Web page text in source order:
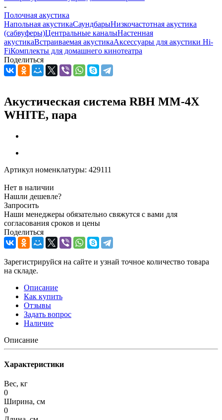
-
Полочная акустика
Напольная акустикаСаундбарыНизкочастотная акустика
(сабвуферы)Центральные каналыНастенная
акустикаВстраиваемая акустикаАксессуары для акустики Hi-
FiКомплекты для домашнего кинотеатра
Поделиться
Акустическая система RBH MM-4X
WHITE, пара
Артикул номенклатуры: 429111
Нет в наличии
Нашли дешевле?
Запросить
Наши менеджеры обязательно свяжутся с вами для
согласования сроков и цены
Поделиться
Зарегистрируйся на сайте и узнай точное количество товара
на складе.
Описание
Как купить
Отзывы
Задать вопрос
Наличие
Описание
Характеристики
Вес, кг
0
Ширина, см
0